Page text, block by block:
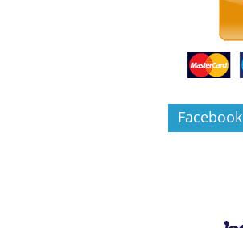
Facebook